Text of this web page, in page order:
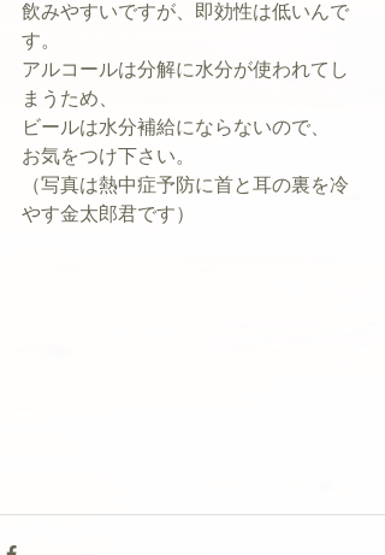
飲みやすいですが、即効性は低いんで
す。
アルコールは分解に水分が使われてし
まうため、
ビールは水分補給にならないので、
お気をつけ下さい。
（写真は熱中症予防に首と耳の裏を冷
やす金太郎君です）